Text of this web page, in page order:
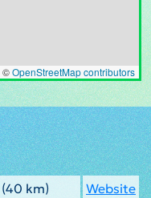
©OpenStreetMap contributors
(40 km)
Website